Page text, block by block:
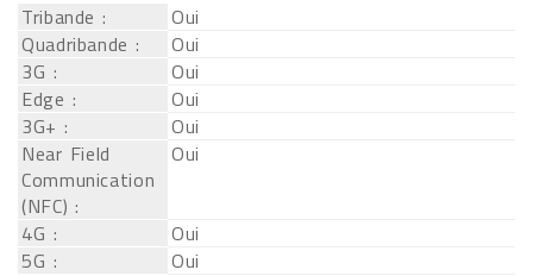
Tribande :
Oui
Quadribande :
Oui
3G :
Oui
Edge :
Oui
3G+ :
Oui
Near Field
Communication
(NFC) :
Oui
4G :
Oui
5G :
Oui